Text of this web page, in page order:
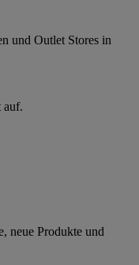
und Outlet Stores in
auf.
neue Produkte und